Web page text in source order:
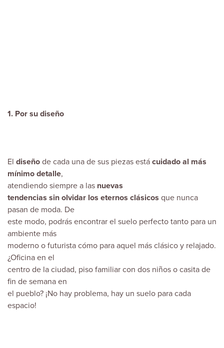
1. Por su diseño
El diseño de cada una de sus piezas está cuidado al más
mínimo detalle,
atendiendo siempre a las nuevas
tendencias sin olvidar los eternos clásicos que nunca
pasan de moda. De
este modo, podrás encontrar el suelo perfecto tanto para un
ambiente más
moderno o futurista cómo para aquel más clásico y relajado.
¿Oficina en el
centro de la ciudad, piso familiar con dos niños o casita de
fin de semana en
el pueblo? ¡No hay problema, hay un suelo para cada
espacio!